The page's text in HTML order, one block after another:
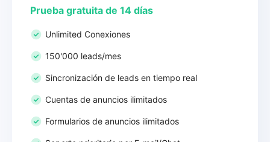
Prueba gratuita de 14 días
Unlimited Conexiones
150'000 leads/mes
Sincronización de leads en tiempo real
Cuentas de anuncios ilimitados
Formularios de anuncios ilimitados